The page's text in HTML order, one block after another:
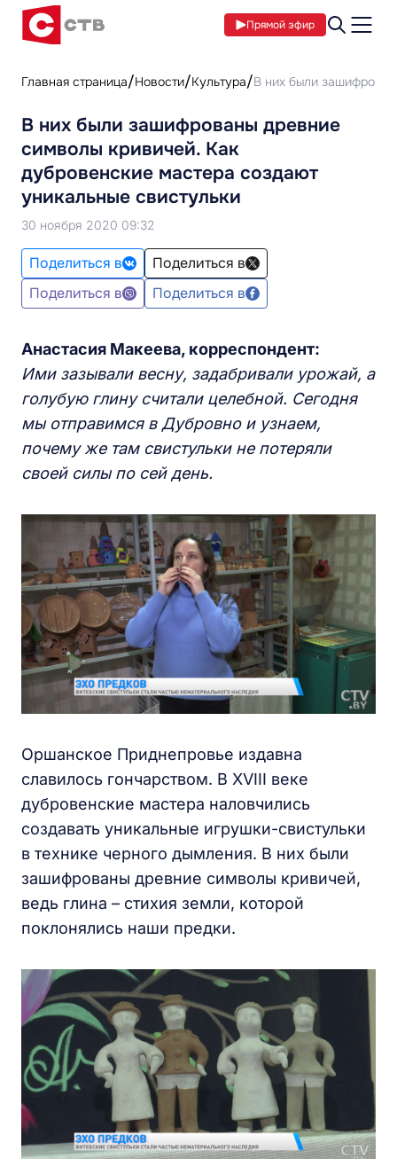
Прямой эфир
Главная страница Новости Культура В них были
В них были зашифрованы древние
символы кривичей. Как
дубровенские мастера создают
уникальные свистульки
30 ноября 2020 09:32
Поделиться в
Поделиться в
Поделиться в
Поделиться в
Анастасия Макеева, корреспондент:
Ими зазывали весну, задабривали урожай, а
голубую глину считали целебной. Сегодня
мы отправимся в Дубровно и узнаем,
почему же там свистульки не потеряли
своей силы по сей день.
Оршанское Приднепровье издавна
славилось гончарством. В XVIII веке
дубровенские мастера наловчились
создавать уникальные игрушки-свистульки
в технике черного дымления. В них были
зашифрованы древние символы кривичей,
ведь глина – стихия земли, которой
поклонялись наши предки.